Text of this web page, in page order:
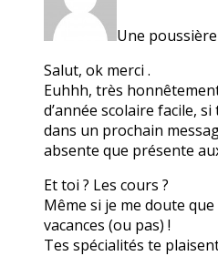
Une
Salut, ok merci .
Euhhh, très
d’année scolaire facile,
dans un prochain
absente que présente
Et toi ? Les cours ?
Même si je me doute
vacances (ou pas) !
Tes spécialités te